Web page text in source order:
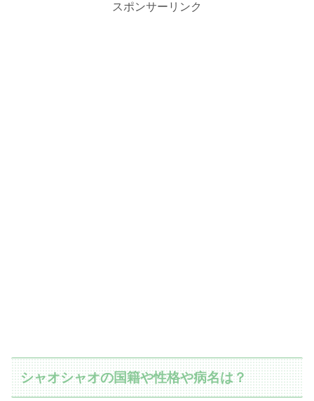
スポンサーリンク
シャオシャオの国籍や性格や病名は？